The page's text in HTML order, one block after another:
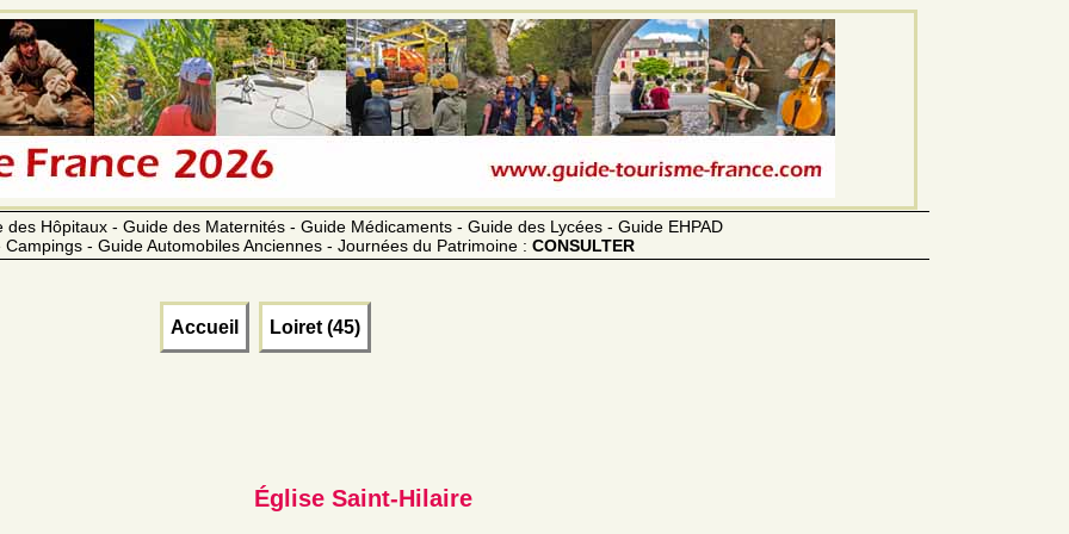
Hôpitaux - Guide des Maternités - Guide Médicaments - Guide des Lycées - Guide EHPAD
- Guide Automobiles Anciennes - Journées du Patrimoine : CONSULTER
Accueil Loiret (45)
Église Saint-Hilaire